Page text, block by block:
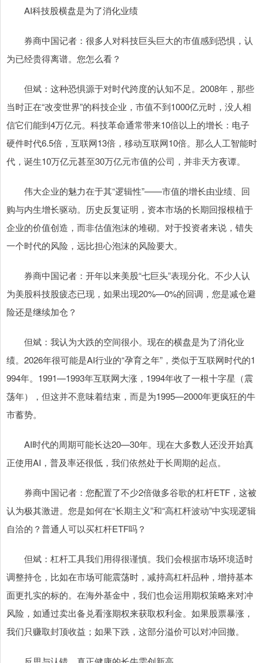
AI科技股横盘是为了消化业绩
券商中国记者：很多人对科技巨头巨大的市值感到恐惧，认
为已经贵得离谱。您怎么看？
但斌：这种恐惧源于对时代跨度的认知不足。2008年，那些
当时正在“改变世界”的科技企业，市值不到1000亿元时，没人相
信它们能到4万亿元。科技革命通常带来10倍以上的增长：电子
硬件时代6.5倍，互联网13倍，移动互联网10倍。那么人工智能时
代，诞生10万亿元甚至30万亿元市值的公司，并非天方夜谭。
伟大企业的魅力在于其“逻辑性”——市值的增长由业绩、回
购与内生增长驱动。历史反复证明，资本市场的长期回报根植于
企业的价值创造，而非估值泡沫的堆砌。对于投资者来说，错失
一个时代的风险，远比担心泡沫的风险要大。
券商中国记者：开年以来美股“七巨头”表现分化。不少人认
为美股科技股疲态已现，如果出现20%—0%的回调，您是减仓避
险还是继续加仓？
但斌：我认为大跌的空间很小。现在的横盘是为了消化业
绩。2026年很可能是AI行业的“孕育之年”，类似于互联网时代的1
994年。1991—1993年互联网大涨，1994年收了一根十字星（震
荡年），但这并不意味着结束，而是为1995—2000年更疯狂的牛
市蓄势。
AI时代的周期可能长达20—30年。现在大多数人还没开始真
正使用AI，普及率还很低，我们依然处于长周期的起点。
券商中国记者：您配置了不少2倍做多谷歌的杠杆ETF，这被
认为极其激进。您是如何在“长期主义”和“高杠杆波动”中实现逻辑
自洽的？普通人可以买杠杆ETF吗？
但斌：杠杆工具我们用得很谨慎。我们会根据市场环境适时
调整持仓，比如在市场可能震荡时，减持高杠杆品种，增持基本
面更扎实的标的。在海外基金中，我们也会运用期权策略来对冲
风险，如通过卖出备兑看涨期权来获取权利金。如果股票暴涨，
我们只赚取封顶收益；如果下跌，这部分溢价可以对冲回撤。